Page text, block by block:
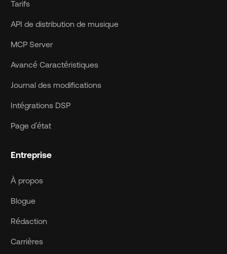
Tarifs
API de distribution de musique
MCP Server
Avancé Caractéristiques
Journal des modifications
Intégrations DSP
Page d'état
Entreprise
À propos
Blogue
Rédaction
Carrières